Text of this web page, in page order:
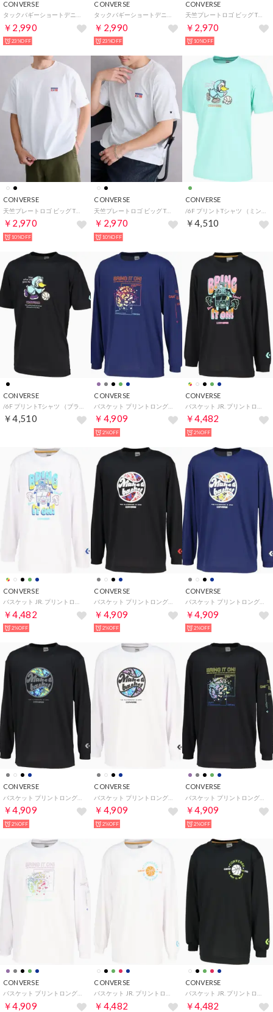
CONVERSE
￥2,990
23%OFF
CONVERSE
￥2,990
23%OFF
CONVERSE
天竺プレートロゴ ビッグ Tシャツ 6287-9830 MNY （ブラック）
￥2,970
10%OFF
CONVERSE
￥2,970
10%OFF
CONVERSE
￥2,970
10%OFF
CONVERSE
￥4,510
CONVERSE
￥4,510
CONVERSE
￥4,909
2%OFF
CONVERSE
￥4,482
2%OFF
CONVERSE
￥4,482
2%OFF
CONVERSE
￥4,909
2%OFF
CONVERSE
バスケット プリントロングスリーブシャツ CB252366L （2800 C.ネイビー）
￥4,909
2%OFF
CONVERSE
￥4,909
2%OFF
CONVERSE
￥4,909
2%OFF
CONVERSE
バスケット プリントロングスリーブシャツ CB252367L （1924 ブラック×ターコイズ）
￥4,909
2%OFF
CONVERSE
￥4,909
CONVERSE
￥4,482
CONVERSE
￥4,482